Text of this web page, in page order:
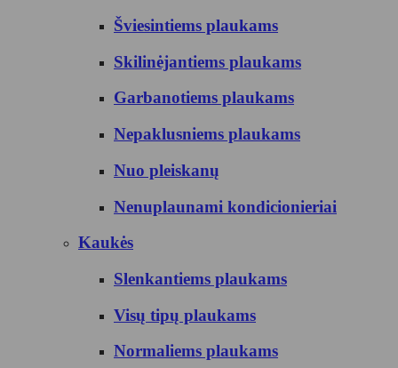
Šviesintiems plaukams
Skilinėjantiems plaukams
Garbanotiems plaukams
Nepaklusniems plaukams
Nuo pleiskanų
Nenuplaunami kondicionieriai
Kaukės
Slenkantiems plaukams
Visų tipų plaukams
Normaliems plaukams